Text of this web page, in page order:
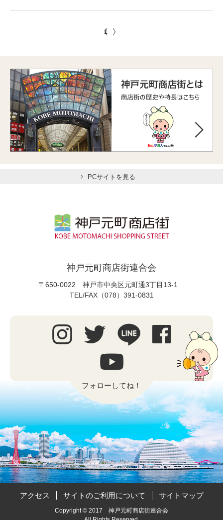
1
PCサイトを見る
神戸元町商店街連合会
〒650-0022 神戸市中央区元町通3丁目13-1
TEL/FAX（078）391-0831
フォローしてね！
アクセス サイトのご利用について サイトマップ
Copyright © 2017 神戸元町商店街連合会